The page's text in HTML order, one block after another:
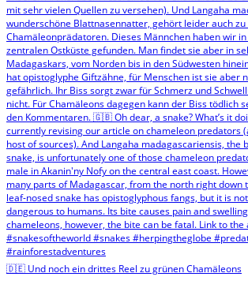
🇩🇪 Und noch ein drittes Reel zu grünen Chamäleons